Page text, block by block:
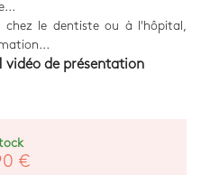
chez le dentiste ou à l'hôpital,
vidéo de présentation
€